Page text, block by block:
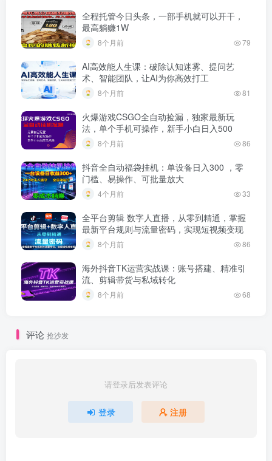
全程托管今日头条，一部手机就可以开干，
最高躺赚1W
8个月前 79
AI高效能人生课：破除认知迷雾、提问艺
术、智能团队，让AI为你高效打工
8个月前 81
火爆游戏CSGO全自动捡漏，独家最新玩
法，单个手机可操作，新手小白日入500
8个月前 86
抖音全自动福袋挂机：单设备日入300 ，零
门槛、易操作、可批量放大
4个月前 33
全平台剪辑 数字人直播，从零到精通，掌握
最新平台规则与流量密码，实现短视频变现
8个月前 86
海外抖音TK运营实战课：账号搭建、精准引
流、剪辑带货与私域转化
8个月前 68
评论 抢沙发
请登录后发表评论
登录 注册